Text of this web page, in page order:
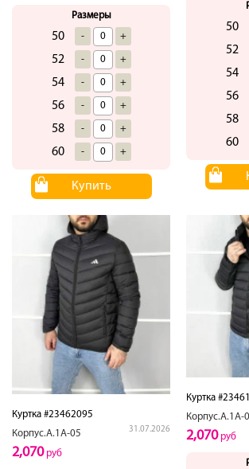
Размеры
50 - +
52 - +
54 - +
56 - +
58 - +
60 - +
Купить
50
52
54
56
58
60
Куртка #23462095
Корпус.А.1А-05
31.07.2026
2,070руб
Куртка
Корпус.А.1А-
2,070руб